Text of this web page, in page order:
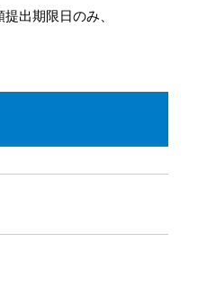
出期限日のみ、